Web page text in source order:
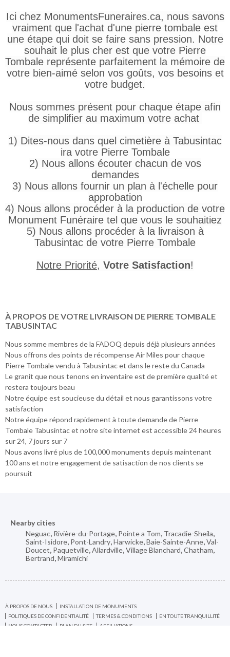
Ici chez MonumentsFuneraires.ca, nous savons
vraiment que l'achat d'une pierre tombale est
une étape qui doit se faire sans pression. Notre
souhait le plus cher est que votre Pierre
Tombale représente parfaitement la mémoire de
votre bien-aimé selon vos goûts, vos besoins et
votre budget.
Nous sommes présent pour chaque étape afin
de simplifier au maximum votre achat
1) Dites-nous dans quel cimetière à Tabusintac
ira votre Pierre Tombale
2) Nous allons écouter chacun de vos
demandes
3) Nous allons fournir un plan à l'échelle pour
approbation
4) Nous allons procéder à la production de votre
Monument Funéraire tel que vous le souhaitiez
5) Nous allons procéder à la livraison à
Tabusintac de votre Pierre Tombale
Notre Priorité, Votre Satisfaction!
À PROPOS DE VOTRE LIVRAISON DE PIERRE TOMBALE
TABUSINTAC
Nous somme membres de la FADOQ depuis déjà plusieurs années
Nous offrons des points de récompense Air Miles pour chaque
Pierre Tombale vendu à Tabusintac et dans le reste du Canada
Le granit que nous tenons en inventaire est de première qualité et
restera toujours beau
Notre équipe est soucieuse du détail et nous garantissons votre
satisfaction
Notre équipe répond rapidement à toute demande de Pierre
Tombale Tabusintac et notre site internet est accessible 24 heures
sur 24, 7 jours sur 7
Nous avons livré plus de 100,000 monuments depuis maintenant
100 ans et notre engagement de satisaction de nos clients se
poursuit
Nearby cities
Neguac, Rivière-du-Portage, Pointe a Tom, Tracadie-Sheila,
Saint-Isidore, Pont-Landry,Harwicke,Baie-Sainte-Anne,Val-
Doucet, Paquetville,Allardville,Village Blanchard,Chatham,
Bertrand,Miramichi
À PROPOS DE NOUS
INSTALLATION DE MONUMENTS
POLITIQUES DE CONFIDENTIALITÉ
TERMES & CONDITIONS
EN TOUTE TRANQUILLITÉ
NOUS CONTACTER
PLAN DU SITE AFFILIATIONS